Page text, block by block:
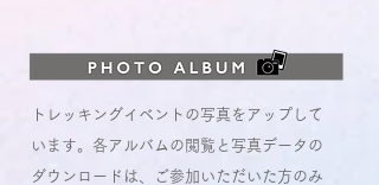
トレッキングイベントの写真をアップして
います。各アルバムの閲覧と写真データの
ダウンロードは、ご参加いただいた方のみ